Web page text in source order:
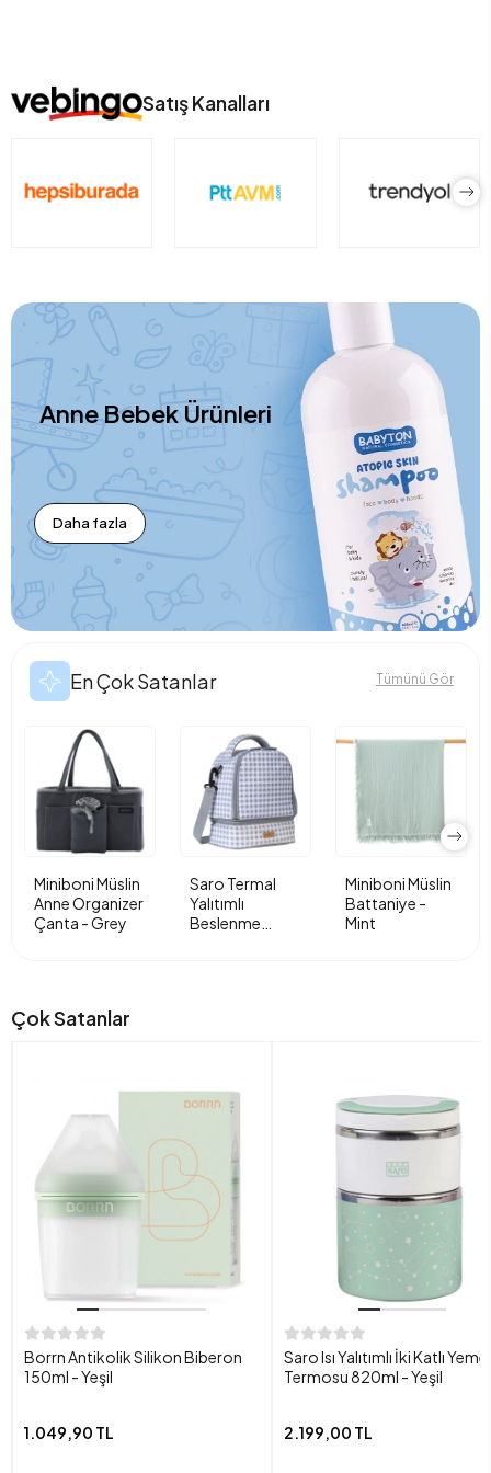
Satış Kanalları
Anne Bebek Ürünleri
Daha fazla
En Çok Satanlar Tümünü Gör
Miniboni Müslin
Anne Organizer
Çanta - Grey
Saro Termal
Yalıtımlı
Beslenme
Miniboni Müslin
Battaniye -
Mint
Çok Satanlar
Borrn Antikolik Silikon Biberon
150ml - Yeşil
1.049,90 TL
Saro Isı Yalıtımlı İki Katlı
Termosu 820ml - Yeşil
2.199,00 TL